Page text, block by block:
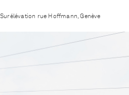
rue Hoffmann, Genève